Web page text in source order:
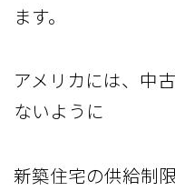
ます。
アメリカには、中
ないように
新築住宅の供給制